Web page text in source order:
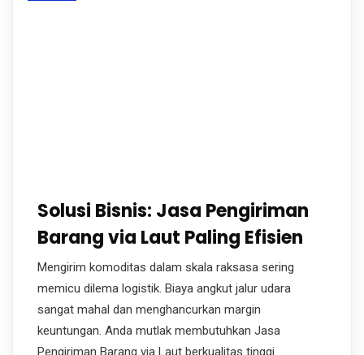
Solusi Bisnis: Jasa Pengiriman
Barang via Laut Paling Efisien
Mengirim komoditas dalam skala raksasa sering
memicu dilema logistik. Biaya angkut jalur udara
sangat mahal dan menghancurkan margin
keuntungan. Anda mutlak membutuhkan Jasa
Pengiriman Barang via Laut berkualitas tinggi.